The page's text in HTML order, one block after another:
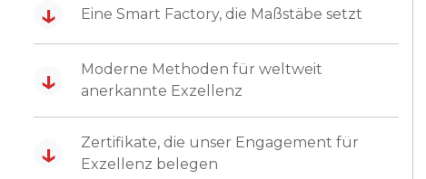
↓ Eine Smart Factory, die Maßstäbe setzt
↓
Moderne Methoden für weltweit
anerkannte Exzellenz
↓
Zertifikate, die unser Engagement für
Exzellenz belegen